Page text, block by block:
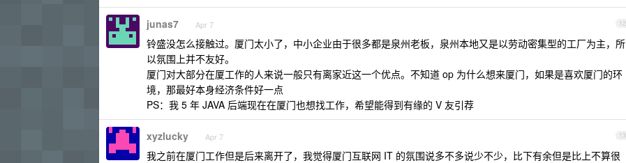
12
junas7 Apr 7
铃盛没怎么接触过。厦门太小了，中小企业由于很多都是泉州老板，泉州本地又是以劳动密集型的工厂为主，所
以氛围上并不友好。
厦门对大部分在厦工作的人来说一般只有离家近这一个优点。不知道 op 为什么想来厦门，如果是喜欢厦门的环
境，那最好本身经济条件好一点
PS：我 5 年 JAVA 后端现在在厦门也想找工作，希望能得到有缘的 V 友引荐
13
xyzlucky Apr 7
我之前在厦门工作但是后来离开了，我觉得厦门互联网 IT 的氛围说多不多说少不少，比下有余但是比上不算很